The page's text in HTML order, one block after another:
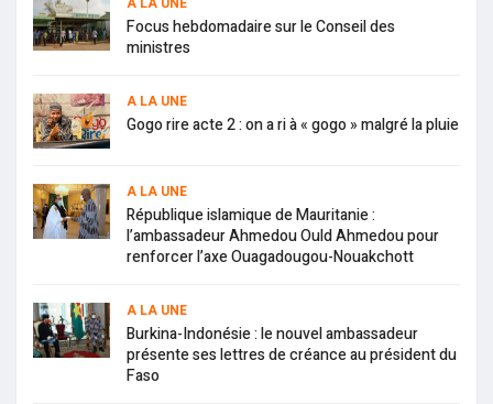
Focus hebdomadaire sur le Conseil des
ministres
A LA UNE
Gogo rire acte 2 : on a ri à « gogo » malgré la pluie
A LA UNE
République islamique de Mauritanie :
l’ambassadeur Ahmedou Ould Ahmedou pour
renforcer l’axe Ouagadougou-Nouakchott
A LA UNE
Burkina-Indonésie : le nouvel ambassadeur
présente ses lettres de créance au président du
Faso